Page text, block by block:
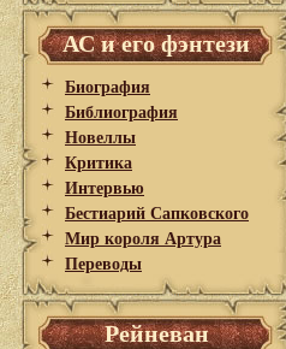
АС и его фэнтези
Биография
Библиография
Новеллы
Критика
Интервью
Бестиарий Сапковского
Мир короля Артура
Переводы
Рейневан